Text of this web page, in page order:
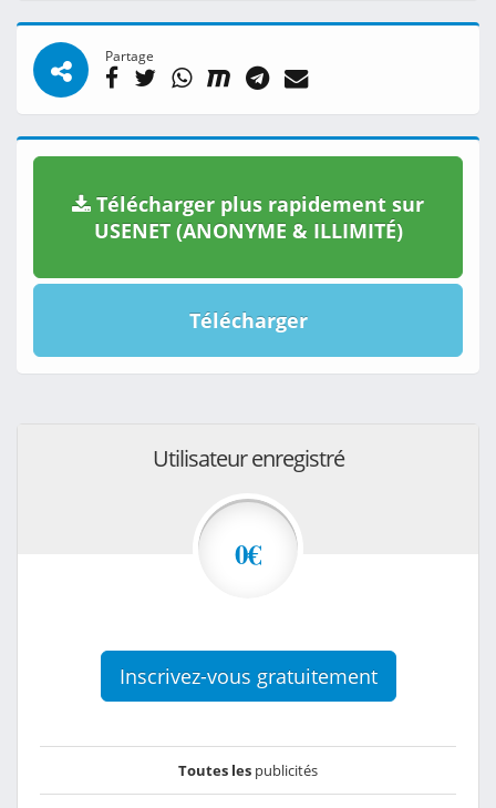
Partage
Télécharger plus rapidement sur
USENET (ANONYME & ILLIMITÉ)
Télécharger
Utilisateur enregistré
0€
Inscrivez-vous gratuitement
Toutes les publicités